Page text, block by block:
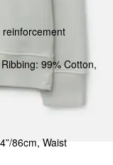
99% Cotton,
86cm, Waist